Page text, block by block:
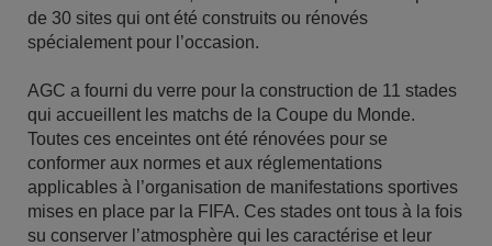
de 30 sites qui ont été construits ou rénovés
spécialement pour l’occasion.
AGC a fourni du verre pour la construction de 11 stades
qui accueillent les matchs de la Coupe du Monde.
Toutes ces enceintes ont été rénovées pour se
conformer aux normes et aux réglementations
applicables à l’organisation de manifestations sportives
mises en place par la FIFA. Ces stades ont tous à la fois
su conserver l’atmosphère qui les caractérise et leur